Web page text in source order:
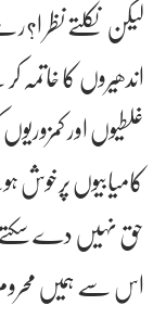
لیکن نکلتے نظر
اندھیروں کا
غلطیوں اور
کامیابیوں
حق نہیں دے سکتے
اس سے ہمیں